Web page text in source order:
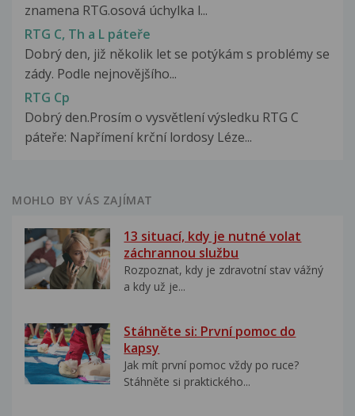
znamena RTG.osová úchylka l...
RTG C, Th a L páteře
Dobrý den, již několik let se potýkám s problémy se
zády. Podle nejnovějšího...
RTG Cp
Dobrý den.Prosím o vysvětlení výsledku RTG C
páteře: Napřímení krční lordosy Léze...
MOHLO BY VÁS ZAJÍMAT
13 situací, kdy je nutné volat
záchrannou službu
Rozpoznat, kdy je zdravotní stav vážný
a kdy už je...
Stáhněte si: První pomoc do
kapsy
Jak mít první pomoc vždy po ruce?
Stáhněte si praktického...